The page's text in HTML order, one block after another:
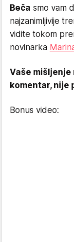
Beča smo vam
najzanimljivije
vidite tokom
novinarka
Vaše mišljenje
komentar, nije
Bonus video: